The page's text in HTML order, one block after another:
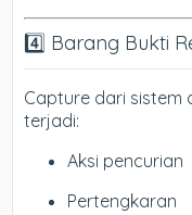
4️⃣ Barang Bukti
Capture dari sistem
terjadi:
Aksi pencurian
Pertengkaran